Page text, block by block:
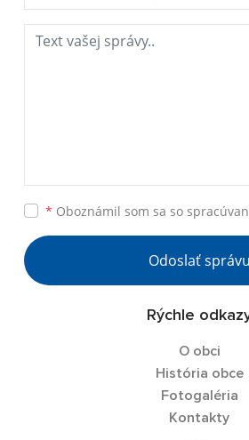
* Oboznámil som sa so
Odoslať správu
Rýchle
O obci
História obce
Fotogaléria
Kontakty